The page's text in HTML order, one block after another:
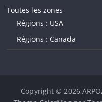
Toutes les zones
Régions : USA
Régions : Canada
Copyright © 2026